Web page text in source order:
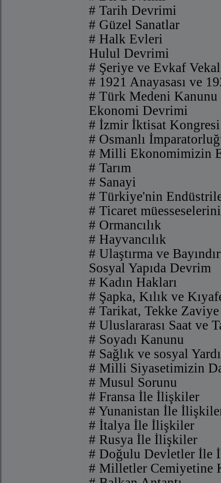
# Tarih Devrimi
# Güzel Sanatlar
# Halk Evleri
Hulul Devrimi
# Şeriye ve Evkaf
# 1921 Anayasası ve
# Türk Medeni Kanunu
Ekonomi Devrimi
# İzmir İktisat Kongresi
# Osmanlı
# Milli Ekonomimizin
# Tarım
# Sanayi
# Türkiye'nin
# Ticaret
# Ormancılık
# Hayvancılık
# Ulaştırma ve
Sosyal Yapıda Devrim
# Kadın Hakları
# Şapka, Kılık ve
# Tarikat, Tekke
# Uluslararası Saat ve
# Soyadı Kanunu
# Sağlık ve sosyal
# Milli Siyasetimizin
# Musul Sorunu
# Fransa İle İlişkiler
# Yunanistan İle
# İtalya İle İlişkiler
# Rusya İle İlişkiler
# Doğulu Devletler İle
# Milletler Cemiyetine